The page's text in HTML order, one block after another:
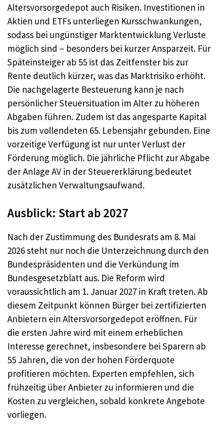
Altersvorsorgedepot auch Risiken. Investitionen in
Aktien und ETFs unterliegen Kursschwankungen,
sodass bei ungünstiger Marktentwicklung Verluste
möglich sind – besonders bei kurzer Ansparzeit. Für
Späteinsteiger ab 55 ist das Zeitfenster bis zur
Rente deutlich kürzer, was das Marktrisiko erhöht.
Die nachgelagerte Besteuerung kann je nach
persönlicher Steuersituation im Alter zu höheren
Abgaben führen. Zudem ist das angesparte Kapital
bis zum vollendeten 65. Lebensjahr gebunden. Eine
vorzeitige Verfügung ist nur unter Verlust der
Förderung möglich. Die jährliche Pflicht zur Abgabe
der Anlage AV in der Steuererklärung bedeutet
zusätzlichen Verwaltungsaufwand.
Ausblick: Start ab 2027
Nach der Zustimmung des Bundesrats am 8. Mai
2026 steht nur noch die Unterzeichnung durch den
Bundespräsidenten und die Verkündung im
Bundesgesetzblatt aus. Die Reform wird
voraussichtlich am 1. Januar 2027 in Kraft treten. Ab
diesem Zeitpunkt können Bürger bei zertifizierten
Anbietern ein Altersvorsorgedepot eröffnen. Für
die ersten Jahre wird mit einem erheblichen
Interesse gerechnet, insbesondere bei Sparern ab
55 Jahren, die von der hohen Förderquote
profitieren möchten. Experten empfehlen, sich
frühzeitig über Anbieter zu informieren und die
Kosten zu vergleichen, sobald konkrete Angebote
vorliegen.